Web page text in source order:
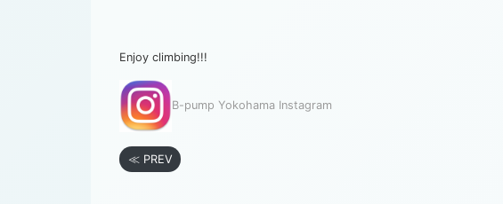
Enjoy climbing!!!
B-pump Yokohama Instagram
≪ PREV